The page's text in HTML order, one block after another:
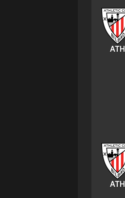
ATH
ATH